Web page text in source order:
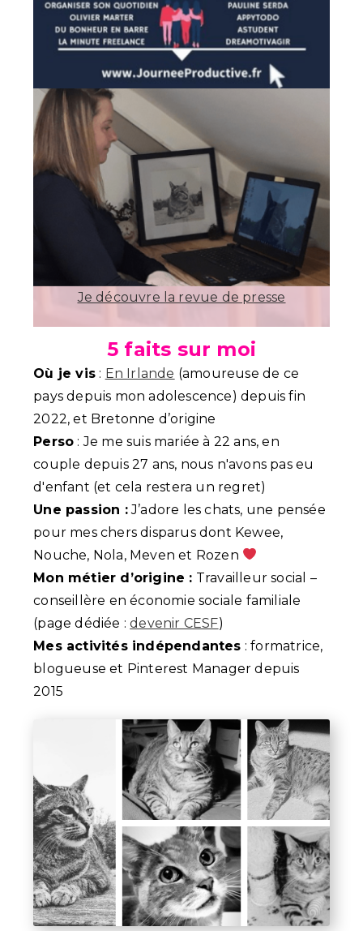
Je découvre la revue de presse
5 faits sur moi
Où je vis : En Irlande (amoureuse de ce
pays depuis mon adolescence) depuis fin
2022, et Bretonne d’origine
Perso : Je me suis mariée à 22 ans, en
couple depuis 27 ans, nous n'avons pas eu
d'enfant (et cela restera un regret)
Une passion :J’adore les chats, une pensée
pour mes chers disparus dont Kewee,
Nouche, Nola, Meven et Rozen
Mon métier d’origine : Travailleur social –
conseillère en économie sociale familiale
(page dédiée :devenir CESF)
Mes activités indépendantes : formatrice,
blogueuse et Pinterest Manager depuis
2015